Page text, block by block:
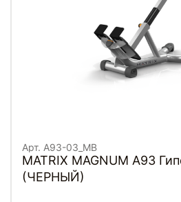
Арт. A93-03_MB
MATRIX MAGNUM A93
(ЧЕРНЫЙ)